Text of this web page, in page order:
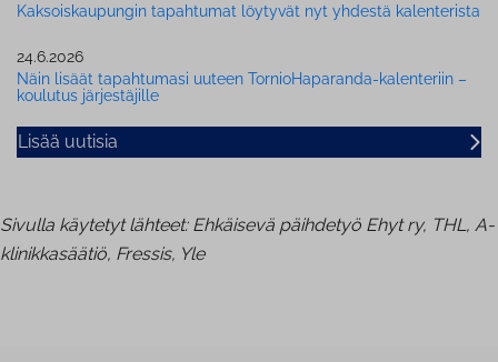
Kak­sois­kau­pun­gin tapahtumat löytyvät nyt yhdestä ka­len­te­ris­ta
24.6.2026
Näin lisäät tapahtumasi uuteen Tor­nio­Ha­pa­ran­da-kalenteriin –
koulutus jär­jes­tä­jil­le
Lisää uutisia
Sivulla käytetyt lähteet: Ehkäisevä päihdetyö Ehyt ry, THL, A-
klinikkasäätiö, Fressis, Yle